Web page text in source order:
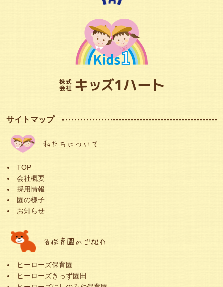
サイトマップ
私たちについて
TOP
会社概要
採用情報
園の様子
お知らせ
各保育園のご紹介
ヒーローズ保育園
ヒーローズきっず園田